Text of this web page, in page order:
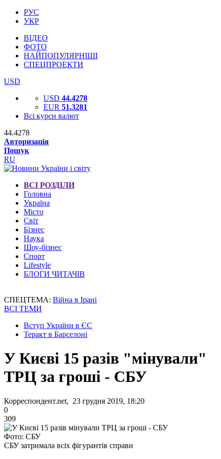
РУС
УКР
ВІДЕО
ФОТО
НАЙПОПУЛЯРНІШІ
СПЕЦПРОЕКТИ
USD
USD 44.4278
EUR 51.3281
Всі курси валют
44.4278
Авторизація
Пошук
RU
ВСІ РОЗДІЛИ
Головна
Україна
Місто
Світ
Бізнес
Наука
Шоу-бізнес
Спорт
Lifestyle
БЛОГИ ЧИТАЧІВ
СПЕЦТЕМА: Війна в Ірані
ВСІ ТЕМИ
Вступ України в ЄС
Теракт в Барселоні
У Києві 15 разів "мінували"
ТРЦ за гроші - СБУ
Корреспондент.net, 23 грудня 2019, 18:20
0
309
Фото: СБУ
СБУ затримала всіх фігурантів справи